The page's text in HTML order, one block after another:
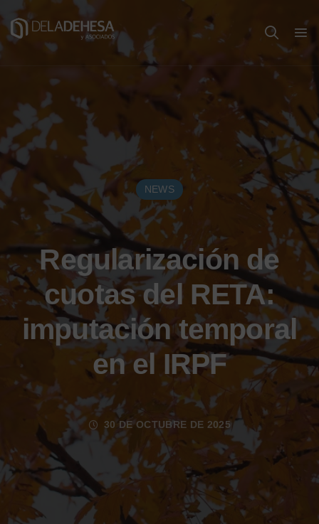
NEWS
Regularización de
cuotas del RETA:
imputación temporal
en el IRPF
30 DE OCTUBRE DE 2025